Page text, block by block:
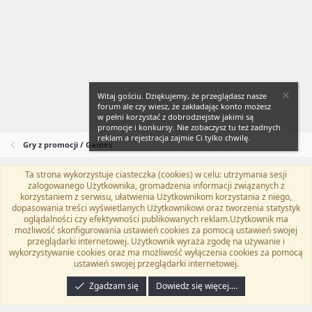
Gry z promocji / Games
Flat Awesome + (Parent DO NOT EDIT)
Polski (PL)
Kontakt
Regulamin Polityka prywatności Pomoc
TwitterKontakt
RSS
Community platform by XenForo® © 2010-2024 XenForo Ltd.
programyzadarmo.net.pl . | Xenforo Add-ons
Email Check by MPM.PM
Witaj gościu. Dziękujemy, że przeglądasz nasze
forum ale czy wiesz, że zakładając konto możesz
w pełni korzystać z dobrodziejstw jakimi są
promocje i konkursy. Nie zobaczysz tu też żadnych
reklam a rejestracja zajmie Ci tylko chwilę.
Ta strona wykorzystuje ciasteczka (cookies) w celu: utrzymania sesji
zalogowanego Użytkownika, gromadzenia informacji związanych z
korzystaniem z serwisu, ułatwienia Użytkownikom korzystania z niego,
dopasowania treści wyświetlanych Użytkownikowi oraz tworzenia statystyk
oglądalności czy efektywności publikowanych reklam.Użytkownik ma
możliwość skonfigurowania ustawień cookies za pomocą ustawień swojej
przeglądarki internetowej. Użytkownik wyraża zgodę na używanie i
wykorzystywanie cookies oraz ma możliwość wyłączenia cookies za pomocą
ustawień swojej przeglądarki internetowej.
Zgadzam się
Dowiedz się więcej.…